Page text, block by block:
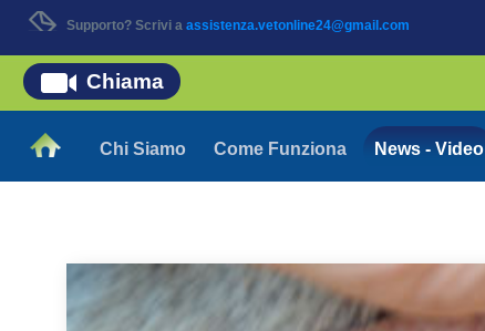
Supporto? Scrivi a assistenza.vetonline24@gmail.com
Chi Siamo Come Funziona News - Video
Chiama